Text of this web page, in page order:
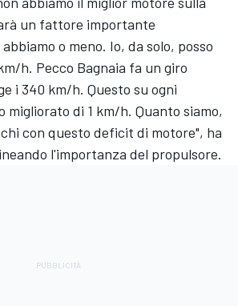
un fattore importante
o meno. Io, da solo, posso
h. Pecco Bagnaia fa un giro
i 340 km/h. Questo su ogni
migliorato di 1 km/h. Quanto siamo,
con questo deficit di motore", ha
l'importanza del propulsore.